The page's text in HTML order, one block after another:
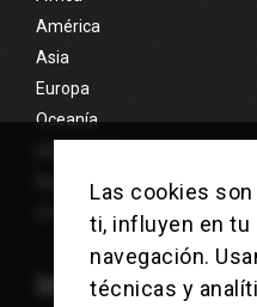
América
Asia
Europa
Oceanía
Nosotros
Contacto
Información
Las cookies
ti, influyen en tu
navegación.
técnicas y